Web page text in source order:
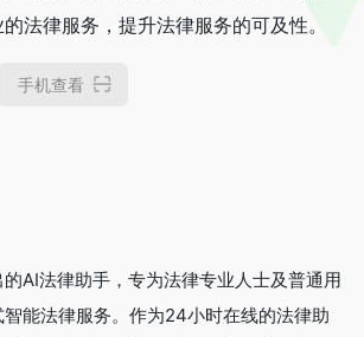
法律服务，提升法律服务的可及性。
手机查看
AI法律助手，专为法律专业人士及普通用
智能法律服务。作为24小时在线的法律助